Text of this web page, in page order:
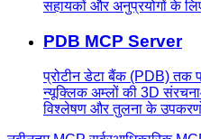
सहायकों और अनुप्रयोगों के
PDB MCP Server
प्रोटीन डेटा बैंक (PDB) तक
न्यूक्लिक अम्लों की 3D
विश्लेषण और तुलना के